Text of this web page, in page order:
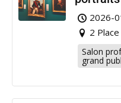
à 2026-
2
Salon
grand